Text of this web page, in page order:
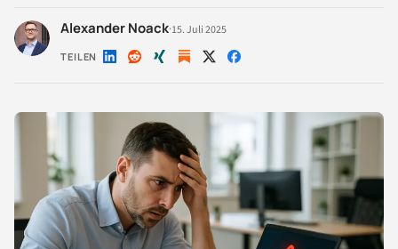
Alexander Noack·15. Juli 2025
TEILEN Auf Auf Auf Auf Auf